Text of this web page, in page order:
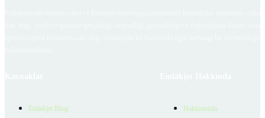
Emlakjet Blog Hakkımızda